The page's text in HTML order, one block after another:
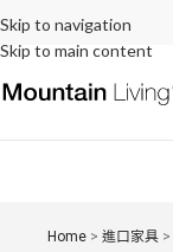
Skip to navigation
Skip to main content
Home> 進口家具>